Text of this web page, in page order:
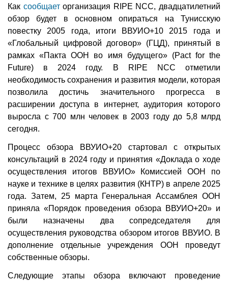
Как сообщаеторганизация RIPE NCC, двадцатилетний
обзор будет в основном опираться на Тунисскую
повестку 2005 года, итоги ВВУИО+10 2015 года и
«Глобальный цифровой договор» (ГЦД), принятый в
рамках «Пакта ООН во имя будущего» (Pact for the
Future) в 2024 году. В RIPE NCC отметили
необходимость сохранения и развития модели, которая
позволила достичь значительного прогресса в
расширении доступа в интернет, аудитория которого
выросла с 700 млн человек в 2003 году до 5,8 млрд
сегодня.
Процесс обзора ВВУИО+20 стартовал с открытых
консультаций в 2024 году и принятия «Доклада о ходе
осуществления итогов ВВУИО» Комиссией ООН по
науке и технике в целях развития (КНТР) в апреле 2025
года. Затем, 25 марта Генеральная Ассамблея ООН
приняла «Порядок проведения обзора ВВУИО+20» и
были назначены два сопредседателя для
осуществления руководства обзором итогов ВВУИО. В
дополнение отдельные учреждения ООН проведут
собственные обзоры.
Следующие этапы обзора включают проведение